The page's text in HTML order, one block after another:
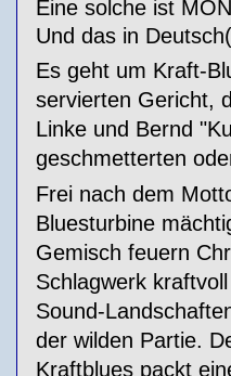
Eine solche ist
Und das in
Es geht um Kraft-
servierten Gericht,
Linke und Bernd
geschmetterten
Frei nach dem
Bluesturbine
Gemisch feuern
Schlagwerk
Sound-
der wilden Partie.
Kraftblues packt